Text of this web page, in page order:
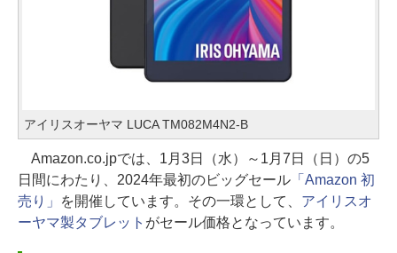
アイリスオーヤマ LUCA TM082M4N2-B
Amazon.co.jpでは、1月3日（水）～1月7日（日）の5
日間にわたり、2024年最初のビッグセール「Amazon 初
売り」
を開催しています。その一環として、 アイリスオ
ーヤマ製タブレット がセール価格となっています。